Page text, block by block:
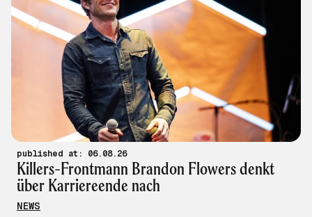
published at: 06.08.26
Killers-Frontmann Brandon Flowers denkt
über Karriereende nach
NEWS